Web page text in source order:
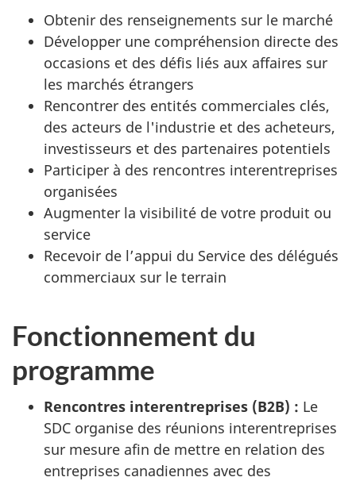
Obtenir des renseignements sur le marché
Développer une compréhension directe des
occasions et des défis liés aux affaires sur
les marchés étrangers
Rencontrer des entités commerciales clés,
des acteurs de l'industrie et des acheteurs,
investisseurs et des partenaires potentiels
Participer à des rencontres interentreprises
organisées
Augmenter la visibilité de votre produit ou
service
Recevoir de l’appui du Service des délégués
commerciaux sur le terrain
Fonctionnement du
programme
Rencontres interentreprises (B2B) : Le
SDC organise des réunions interentreprises
sur mesure afin de mettre en relation des
entreprises canadiennes avec des